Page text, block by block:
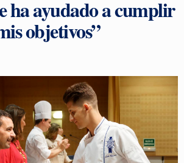
ha ayudado a cumplir
objetivos”